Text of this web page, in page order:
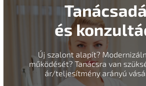
és
Új szalont alapít?
működését? Tanácsra van
ár/teljesítmény arányú